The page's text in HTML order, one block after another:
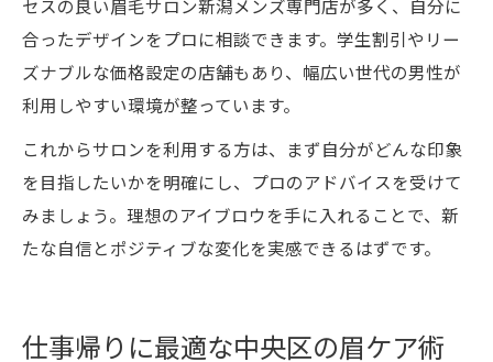
セスの良い眉毛サロン新潟メンズ専門店が多く、自分に
合ったデザインをプロに相談できます。学生割引やリー
ズナブルな価格設定の店舗もあり、幅広い世代の男性が
利用しやすい環境が整っています。
これからサロンを利用する方は、まず自分がどんな印象
を目指したいかを明確にし、プロのアドバイスを受けて
みましょう。理想のアイブロウを手に入れることで、新
たな自信とポジティブな変化を実感できるはずです。
仕事帰りに最適な中央区の眉ケア術